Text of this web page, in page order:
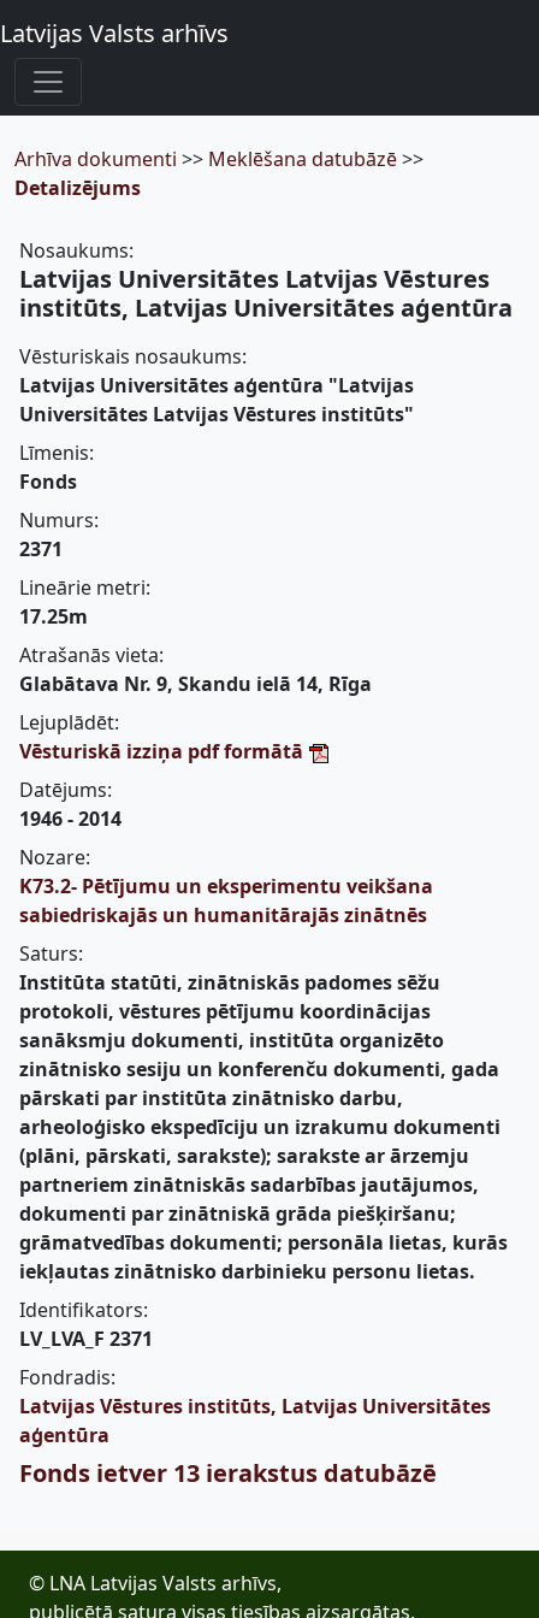
Latvijas Valsts arhīvs
Arhīva dokumenti >> Meklēšana datubāzē>>
Detalizējums
Nosaukums:
Latvijas Universitātes Latvijas Vēstures
institūts, Latvijas Universitātes aģentūra
Vēsturiskais nosaukums:
Latvijas Universitātes aģentūra "Latvijas
Universitātes Latvijas Vēstures institūts"
Līmenis:
Fonds
Numurs:
2371
Lineārie metri:
17.25m
Atrašanās vieta:
Glabātava Nr. 9, Skandu ielā 14, Rīga
Lejuplādēt:
Vēsturiskā izziņa pdf formātā
Datējums:
1946 - 2014
Nozare:
K73.2- Pētījumu un eksperimentu veikšana
sabiedriskajās un humanitārajās zinātnēs
Saturs:
Institūta statūti, zinātniskās padomes sēžu
protokoli, vēstures pētījumu koordinācijas
sanāksmju dokumenti, institūta organizēto
zinātnisko sesiju un konferenču dokumenti, gada
pārskati par institūta zinātnisko darbu,
arheoloģisko ekspedīciju un izrakumu dokumenti
(plāni, pārskati, sarakste); sarakste ar ārzemju
partneriem zinātniskās sadarbības jautājumos,
dokumenti par zinātniskā grāda piešķiršanu;
grāmatvedības dokumenti; personāla lietas, kurās
iekļautas zinātnisko darbinieku personu lietas.
Identifikators:
LV_LVA_F 2371
Fondradis:
Latvijas Vēstures institūts, Latvijas Universitātes
aģentūra
Fonds ietver 13 ierakstus datubāzē
© LNA Latvijas Valsts arhīvs,
publicētā satura visas tiesības aizsargātas.